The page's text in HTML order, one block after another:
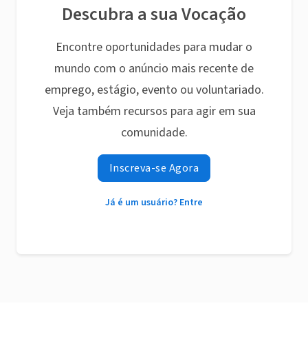
Descubra a sua Vocação
Encontre oportunidades para mudar o
mundo com o anúncio mais recente de
emprego, estágio, evento ou voluntariado.
Veja também recursos para agir em sua
comunidade.
Inscreva-se Agora
Já é um usuário? Entre